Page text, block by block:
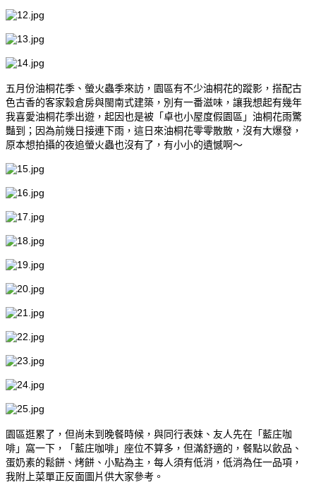
五月份油桐花季、螢火蟲季來訪，園區有不少油桐花的蹤影，搭配古
色古香的客家穀倉房與閩南式建築，別有一番滋味，讓我想起有幾年
我喜愛油桐花季出遊，起因也是被「卓也小屋度假園區」油桐花雨驚
豔到；因為前幾日接連下雨，這日來油桐花零零散散，沒有大爆發，
原本想拍攝的夜追螢火蟲也沒有了，有小小的遺憾啊～
園區逛累了，但尚未到晚餐時候，與同行表妹、友人先在「藍庄咖
啡」窩一下，「藍庄咖啡」座位不算多，但滿舒適的，餐點以飲品、
蛋奶素的鬆餅、烤餅、小點為主，每人須有低消，低消為任一品項，
我附上菜單正反面圖片供大家參考。